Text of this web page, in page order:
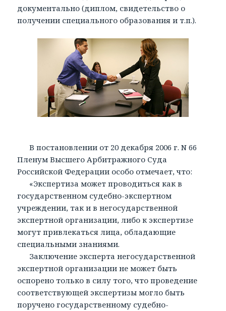
документально (диплом, свидетельство о
получении специального образования и т.п.).
В постановлении от 20 декабря 2006 г. N 66
Пленум Высшего Арбитражного Суда
Российской Федерации особо отмечает, что:
«Экспертиза может проводиться как в
государственном судебно-экспертном
учреждении, так и в негосударственной
экспертной организации, либо к экспертизе
могут привлекаться лица, обладающие
специальными знаниями.
Заключение эксперта негосударственной
экспертной организации не может быть
оспорено только в силу того, что проведение
соответствующей экспертизы могло быть
поручено государственному судебно-